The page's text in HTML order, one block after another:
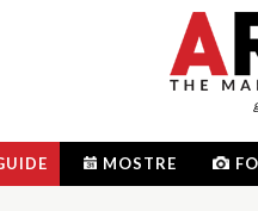
MOSTRE